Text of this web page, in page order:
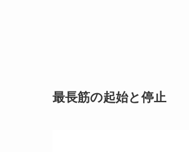
最長筋の起始と停止